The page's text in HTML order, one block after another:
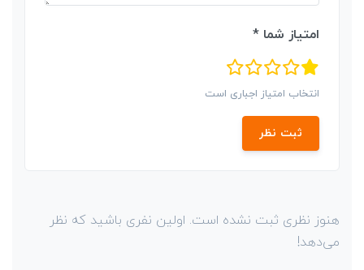
امتیاز شما *
انتخاب امتیاز اجباری است
ثبت نظر
هنوز نظری ثبت نشده است. اولین نفری باشید که نظر
می‌دهد!